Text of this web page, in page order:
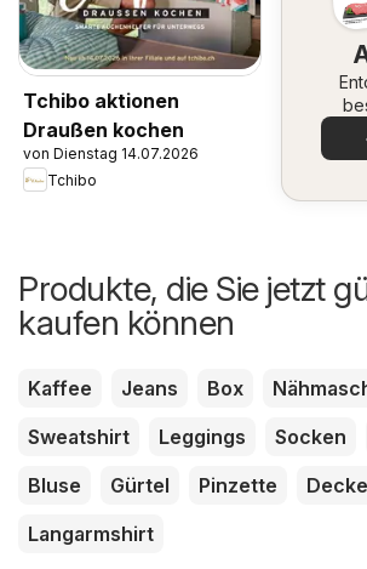
Tchibo aktionen
Draußen kochen
von Dienstag 14.07.2026
Tchibo
Produkte, die Sie jetzt
kaufen können
Kaffee Jeans Box
Sweatshirt
Leggings Socken
Bluse
Gürtel Pinzette
Langarmshirt